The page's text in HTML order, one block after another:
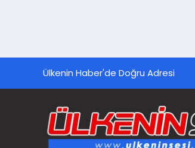
Ülkenin Haber'de Doğru Adresi